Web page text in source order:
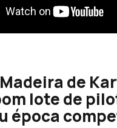
de
lote de
época